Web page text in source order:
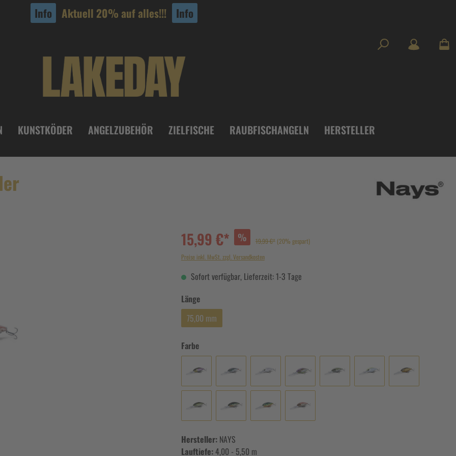
Info Aktuell 20% auf alles!!! Info
KUNSTKÖDER ANGELZUBEHÖR ZIELFISCHE RAUBFISCHANGELN HERSTELLER
15,99 €* % 19,99 €* (20% gespart)
Preise inkl. MwSt. zzgl. Versandkosten
Sofort verfügbar, Lieferzeit: 1-3 Tage
Länge
75,00 mm
Farbe
Hersteller: NAYS
Lauftiefe: 4,00 - 5,50 m